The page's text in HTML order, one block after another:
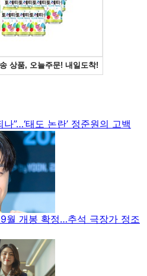
”…‘태도 논란’ 정준원의 고백
월 개봉 확정…추석 극장가 정조